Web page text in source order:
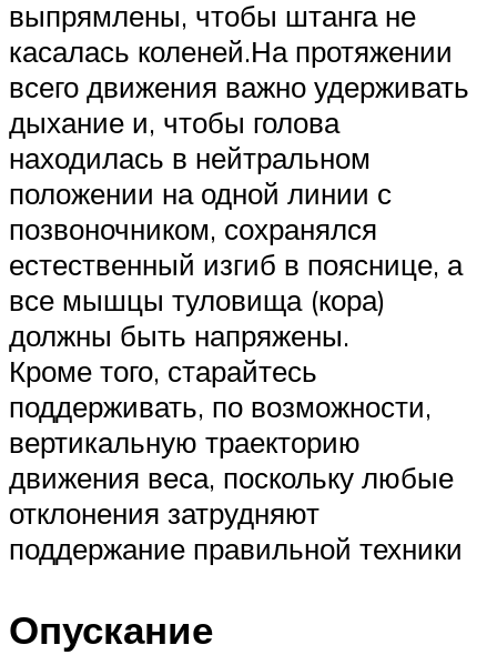
выпрямлены, чтобы штанга не
касалась коленей.На протяжении
всего движения важно удерживать
дыхание и, чтобы голова
находилась в нейтральном
положении на одной линии с
позвоночником, сохранялся
естественный изгиб в пояснице, а
все мышцы туловища (кора)
должны быть напряжены.
Кроме того, старайтесь
поддерживать, по возможности,
вертикальную траекторию
движения веса, поскольку любые
отклонения затрудняют
поддержание правильной техники
Опускание